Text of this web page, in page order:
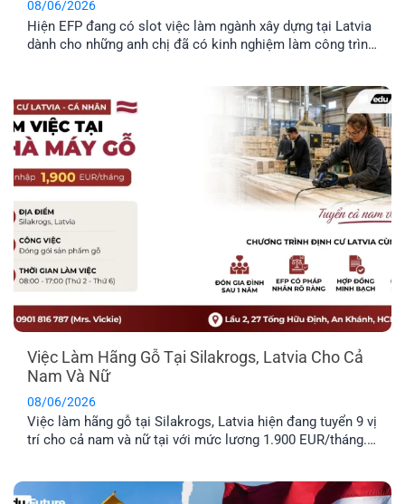
08/06/2026
Hiện EFP đang có slot việc làm ngành xây dựng tại Latvia
dành cho những anh chị đã có kinh nghiệm làm công trình
Trong bài viết dưới đây, anh [...]
Việc Làm Hãng Gỗ Tại Silakrogs, Latvia Cho Cả
Nam Và Nữ
08/06/2026
Việc làm hãng gỗ tại Silakrogs, Latvia hiện đang tuyển 9 vị
trí cho cả nam và nữ tại với mức lương 1.900 EUR/tháng.
lựa chọn phù hợp cho [...]